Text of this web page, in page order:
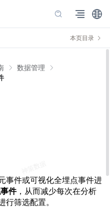
本页目录
数据管理
事件或可视化全埋点事件进
件，从而减少每次在分析
筛选配置。